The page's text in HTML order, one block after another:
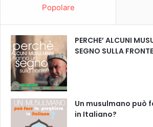
Popolare
PERCHE’ ALCUNI
SEGNO SULLA
Un musulmano può
in Italiano?